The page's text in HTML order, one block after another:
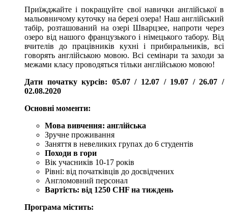
Приїжджайте і покращуйте свої навички англійської в
мальовничому куточку на березі озера! Наш англійський
табір, розташований на озері Шварцзее, напроти через
озеро від нашого французького і німецького табору. Від
вчителів до працівників кухні і прибиральників, всі
говорять англійською мовою. Всі семінари та заходи за
межами класу проводяться тільки англійською мовою!
Дати початку курсів: 05.07 / 12.07 / 19.07 / 26.07 /
02.08.2020
Основні моменти:
Мова вивчення: англійська
Зручне проживання
Заняття в невеликих групах до 6 студентів
Походи в гори
Вік учасників 10-17 років
Рівні: від початківців до досвідчених
Англомовний персонал
Вартість: від 1250 CHF на тиждень
Програма містить: